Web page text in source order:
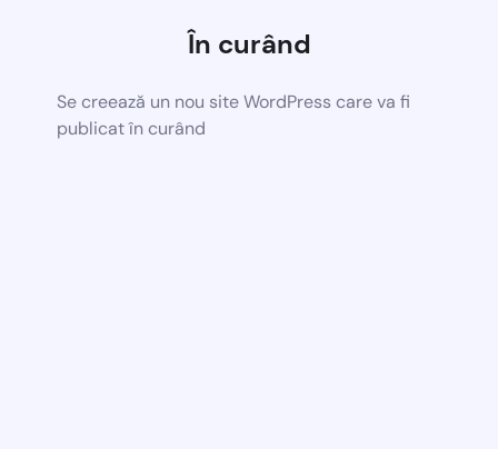
În curând
Se creează un nou site WordPress care va fi
publicat în curând